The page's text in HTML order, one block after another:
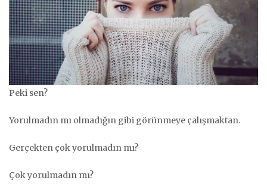
Peki sen?
Yorulmadın mı olmadığın gibi görünmeye çalışmaktan.
Gerçekten çok yorulmadın mı?
Çok yorulmadın mı?